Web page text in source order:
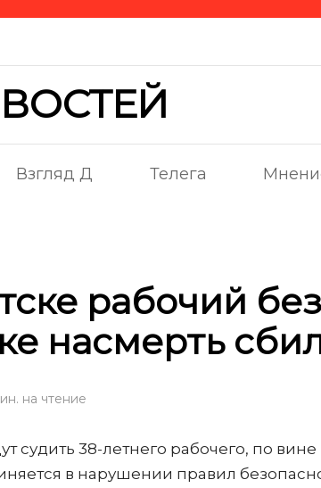
Взгляд Д Телега
рабочий
насмерть
на чтение
судить 38-летнего рабочего, по
в нарушении правил